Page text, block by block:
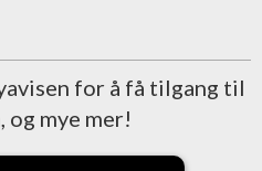
for å få tilgang til
og mye mer!